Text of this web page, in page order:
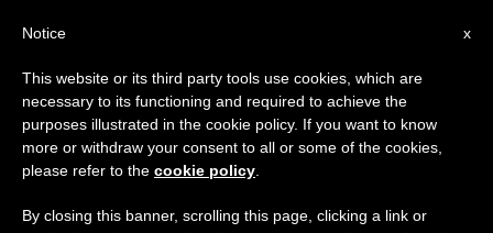
قديسون وطوباويون
x
Notice
This website or its third party tools use cookies, which are
necessary to its functioning and required to achieve the
purposes illustrated in the cookie policy. If you want to know
more or withdraw your consent to all or some of the cookies,
please refer to the cookie policy
By closing this banner, scrolling this page, clicking a link or